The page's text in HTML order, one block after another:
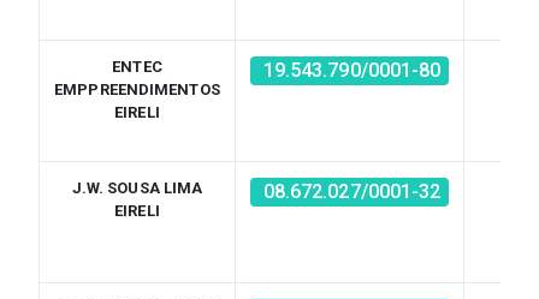
ENTEC
EMPPREENDIMENTOS
EIRELI
19.543.790/0001-80
J.W. SOUSA LIMA
EIRELI
08.672.027/0001-32